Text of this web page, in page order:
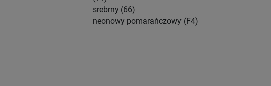
srebrny (66)
neonowy pomarańczowy (F4)